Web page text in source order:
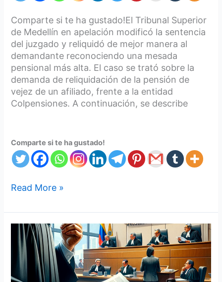
Comparte si te ha gustado!El Tribunal Superior
de Medellín en apelación modificó la sentencia
del juzgado y reliquidó de mejor manera al
demandante reconociendo una mesada
pensional más alta. El caso se trató sobre la
demanda de reliquidación de la pensión de
vejez de un afiliado, frente a la entidad
Colpensiones. A continuación, se describe
Comparte si te ha gustado!
Read More »
Sustentación
anticipada
del
recurso
de